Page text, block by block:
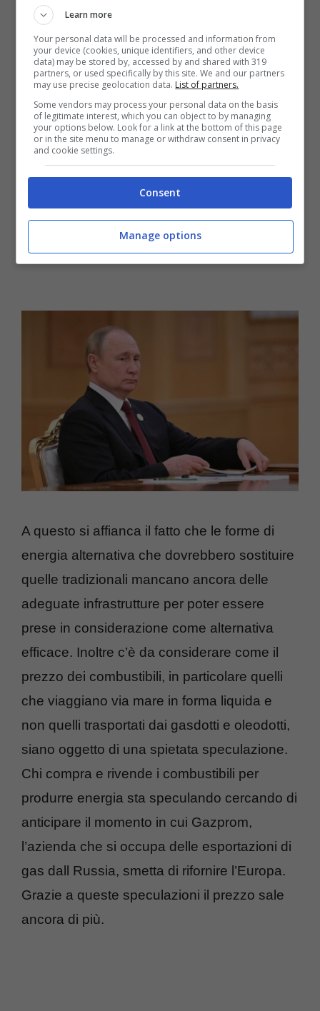
regolamentazione così improvvisa e severa
da parte dell’Unione Europea ha
immediatamente dato il via a un aumento
generale dei prezzi dell’energia.
A questo si affianca il fatto che le forme di
energia alternativa che dovrebbero sostituire
quelle tradizionali mancano ancora delle
adeguate infrastrutture per poter essere
prese in considerazione come alternativa
efficace. Inoltre c’è da considerare come il
prezzo dei combustibili, in particolare quelli
che viaggiano via mare in forma liquida e
non quelli trasportati dai gasdotti e oleodotti,
siano oggetto di una spietata speculazione.
Chi compra e rivende i combustibili per
produrre energia sta speculando cercando di
anticipare il momento in cui Gazprom,
l’azienda che si occupa delle esportazioni di
gas dall Russia, smetta di rifornire l’Europa.
Grazie a queste speculazioni il prezzo sale
ancora di più.
Learn more
Your personal data will be processed and information from
your device (cookies, unique identifiers, and other device
data) may be stored by, accessed by and shared with 319
partners, or used specifically by this site. We and our partners
may use precise geolocation data. List of partners.
Some vendors may process your personal data on the basis
of legitimate interest, which you can object to by managing
your options below. Look for a link at the bottom of this page
or in the site menu to manage or withdraw consent in privacy
and cookie settings.
Consent
Manage options